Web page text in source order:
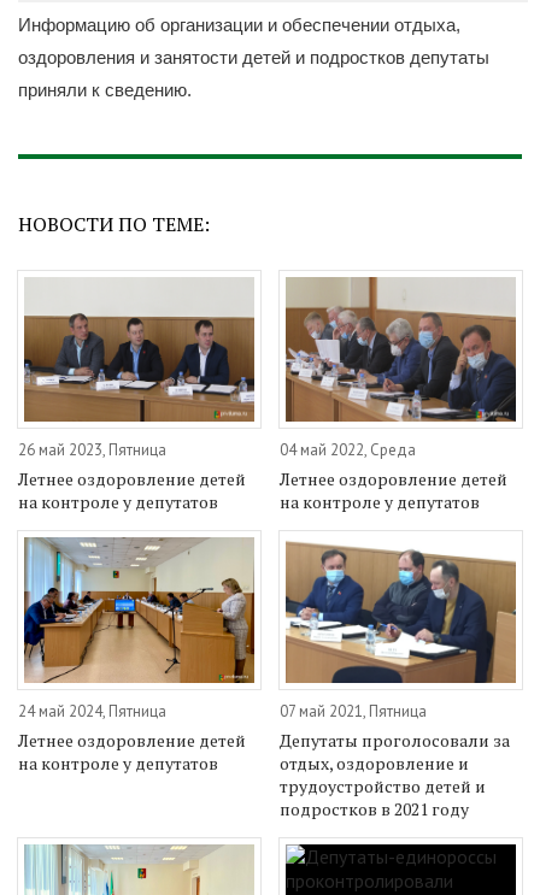
Информацию об организации и обеспечении отдыха,
оздоровления и занятости детей и подростков депутаты
приняли к сведению.
НОВОСТИ ПО ТЕМЕ:
26 май 2023, Пятница
Летнее оздоровление детей
на контроле у депутатов
04 май 2022, Среда
Летнее оздоровление детей
на контроле у депутатов
24 май 2024, Пятница
Летнее оздоровление детей
на контроле у депутатов
07 май 2021, Пятница
Депутаты проголосовали за
отдых, оздоровление и
трудоустройство детей и
подростков в 2021 году